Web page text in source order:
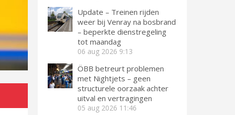
Update – Treinen rijden
weer bij Venray na bosbrand
– beperkte dienstregeling
tot maandag
06 aug 2026 9:13
ÖBB betreurt problemen
met Nightjets – geen
structurele oorzaak achter
uitval en vertragingen
05 aug 2026 11:46